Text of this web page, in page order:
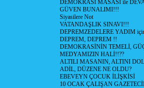
DEMOKRASİ MASASI ile
GÜVEN BUNALIMI!!!
Siyasilere Not
VATANDAŞLIK SINAVI!!!
DEPREMZEDELERE YADIM
DEPREM, DEPREM !!
DEMOKRASİNİN TEMELİ,
MEDYAMIZIN HALİ!!??
ALTILI MASANIN, ALTINI
ADİL, DÜZENE NE OLDU?
EBEVEYN ÇOCUK İLİŞKİSİ
10 OCAK ÇALIŞAN